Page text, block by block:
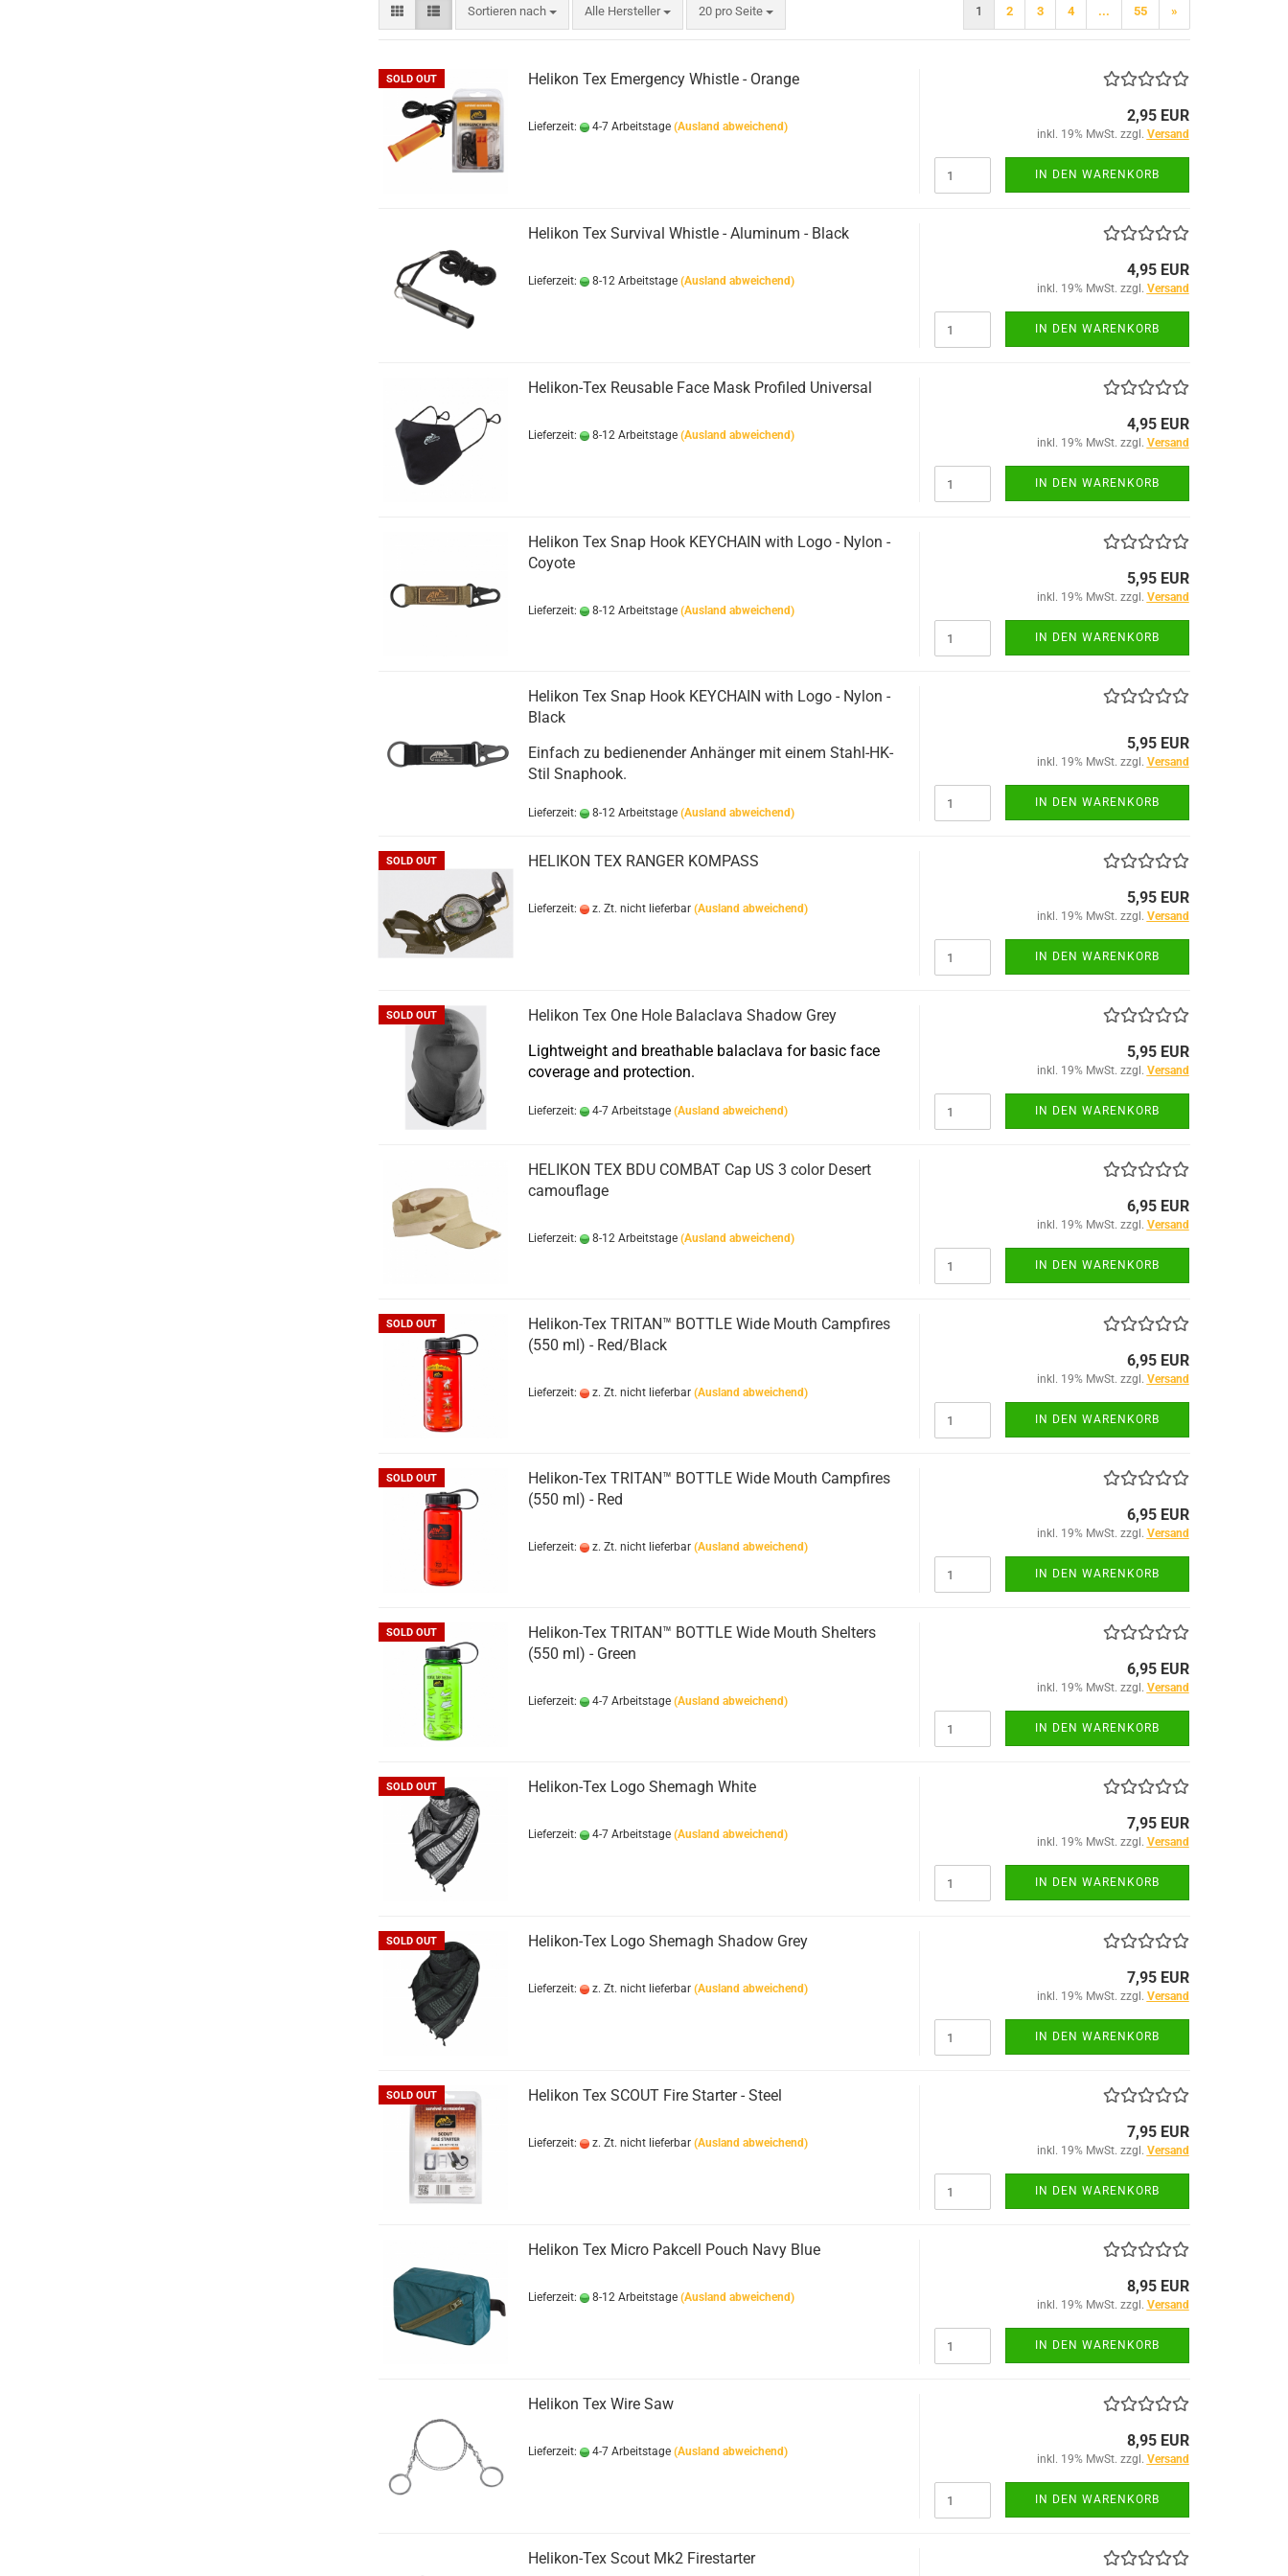
Sortieren nach
Sortieren nach Alle Hersteller 20 pro Seite
pro Seite 1 2 3 4 ... 55 »
SOLD OUT Helikon Tex Emergency Whistle - Orange
Lieferzeit: 4-7 Arbeitstage (Ausland abweichend)
2,95 EUR
inkl. 19% MwSt. zzgl. Versand
IN DEN WARENKORB
Helikon Tex Survival Whistle - Aluminum - Black
Lieferzeit: 8-12 Arbeitstage (Ausland abweichend)
4,95 EUR
inkl. 19% MwSt. zzgl. Versand
IN DEN WARENKORB
Helikon-Tex Reusable Face Mask Profiled Universal
Lieferzeit: 8-12 Arbeitstage (Ausland abweichend)
4,95 EUR
inkl. 19% MwSt. zzgl. Versand
IN DEN WARENKORB
Helikon Tex Snap Hook KEYCHAIN with Logo - Nylon -
Coyote
Lieferzeit: 8-12 Arbeitstage (Ausland abweichend)
5,95 EUR
inkl. 19% MwSt. zzgl. Versand
IN DEN WARENKORB
Helikon Tex Snap Hook KEYCHAIN with Logo - Nylon -
Black
Einfach zu bedienender Anhänger mit einem Stahl-HK-
Stil Snaphook.
Lieferzeit: 8-12 Arbeitstage (Ausland abweichend)
5,95 EUR
inkl. 19% MwSt. zzgl. Versand
IN DEN WARENKORB
SOLD OUT HELIKON TEX RANGER KOMPASS
Lieferzeit: z. Zt. nicht lieferbar (Ausland abweichend)
5,95 EUR
inkl. 19% MwSt. zzgl. Versand
IN DEN WARENKORB
SOLD OUT
Helikon Tex One Hole Balaclava Shadow Grey
Lightweight and breathable balaclava for basic face
coverage and protection.
Lieferzeit: 4-7 Arbeitstage (Ausland abweichend)
5,95 EUR
inkl. 19% MwSt. zzgl. Versand
IN DEN WARENKORB
HELIKON TEX BDU COMBAT Cap US 3 color Desert
camouflage
Lieferzeit: 8-12 Arbeitstage (Ausland abweichend)
6,95 EUR
inkl. 19% MwSt. zzgl. Versand
IN DEN WARENKORB
SOLD OUT
Helikon-Tex TRITAN™ BOTTLE Wide Mouth Campfires
(550 ml) - Red/Black
Lieferzeit: z. Zt. nicht lieferbar (Ausland abweichend)
6,95 EUR
inkl. 19% MwSt. zzgl. Versand
IN DEN WARENKORB
SOLD OUT
Helikon-Tex TRITAN™ BOTTLE Wide Mouth Campfires
(550 ml) - Red
Lieferzeit: z. Zt. nicht lieferbar (Ausland abweichend)
6,95 EUR
inkl. 19% MwSt. zzgl. Versand
IN DEN WARENKORB
SOLD OUT
Helikon-Tex TRITAN™ BOTTLE Wide Mouth Shelters
(550 ml) - Green
Lieferzeit: 4-7 Arbeitstage (Ausland abweichend)
6,95 EUR
inkl. 19% MwSt. zzgl. Versand
IN DEN WARENKORB
SOLD OUT Helikon-Tex Logo Shemagh White
Lieferzeit: 4-7 Arbeitstage (Ausland abweichend)
7,95 EUR
inkl. 19% MwSt. zzgl. Versand
IN DEN WARENKORB
SOLD OUT Helikon-Tex Logo Shemagh Shadow Grey
Lieferzeit: z. Zt. nicht lieferbar (Ausland abweichend)
7,95 EUR
inkl. 19% MwSt. zzgl. Versand
IN DEN WARENKORB
SOLD OUT Helikon Tex SCOUT Fire Starter - Steel
Lieferzeit: z. Zt. nicht lieferbar (Ausland abweichend)
7,95 EUR
inkl. 19% MwSt. zzgl. Versand
IN DEN WARENKORB
Helikon Tex Micro Pakcell Pouch Navy Blue
Lieferzeit: 8-12 Arbeitstage (Ausland abweichend)
8,95 EUR
inkl. 19% MwSt. zzgl. Versand
IN DEN WARENKORB
Helikon Tex Wire Saw
Lieferzeit: 4-7 Arbeitstage (Ausland abweichend)
8,95 EUR
inkl. 19% MwSt. zzgl. Versand
IN DEN WARENKORB
Helikon-Tex Scout Mk2 Firestarter